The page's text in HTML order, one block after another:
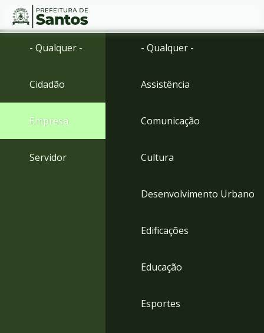
Ir
Ir
menu
Conteúdo
- Qualquer -
Cidadão
Empresa
Servidor
- Qualquer -
Assistência
Comunicação
Cultura
Desenvolvimento Urbano
Edificações
Educação
Esportes